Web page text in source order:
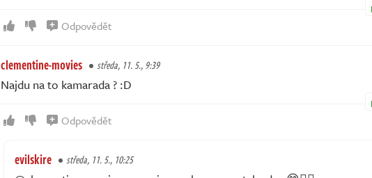
Odpovědět
clementine-movies středa, 11. 5., 9:39
Najdu na to kamarada ? :D
Odpovědět
evilskire středa, 11. 5., 10:25